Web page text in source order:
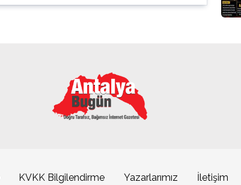
KVKK Bilgilendirme Yazarlarımız İletişim